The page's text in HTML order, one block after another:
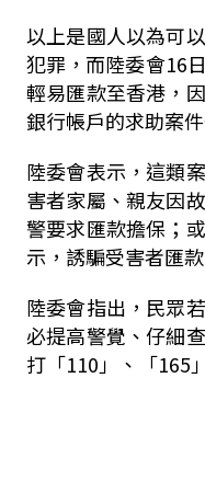
以上是國人以為可
犯罪，而陸委會16
輕易匯款至香港，
銀行帳戶的求助案
陸委會表示，這類
害者家屬、親友因
警要求匯款擔保；
示，誘騙受害者匯款
陸委會指出，民眾
必提高警覺、仔細
打「110」、「165